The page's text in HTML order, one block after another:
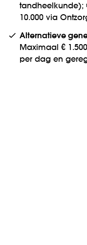
tandheel­kunde);
10.000 via
Alternatieve
Maximaal €
per dag en